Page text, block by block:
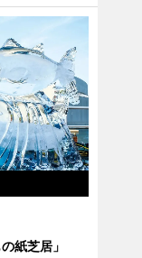
紙芝居」